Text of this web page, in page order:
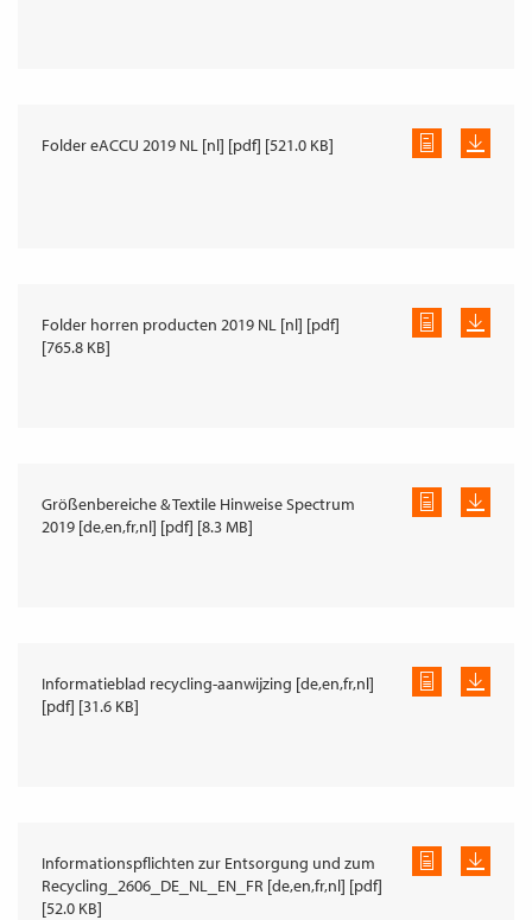
Folder eACCU 2019 NL [nl] [pdf] [521.0 KB]
Folder horren producten 2019 NL [nl] [pdf]
[765.8 KB]
Größenbereiche & Textile Hinweise Spectrum
2019 [de,en,fr,nl] [pdf] [8.3 MB]
Informatieblad recycling-aanwijzing [de,en,fr,nl]
[pdf] [31.6 KB]
Informationspflichten zur Entsorgung und zum
Recycling_2606_DE_NL_EN_FR [de,en,fr,nl] [pdf]
[52.0 KB]